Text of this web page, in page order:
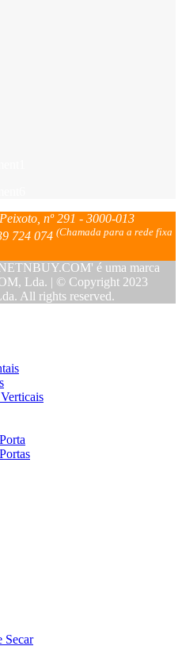
nº 291 - 3000-013
724 074 (Chamada para a rede fixa
é uma marca
Lda. | © Copyright 2023
All rights reserved.
Secar